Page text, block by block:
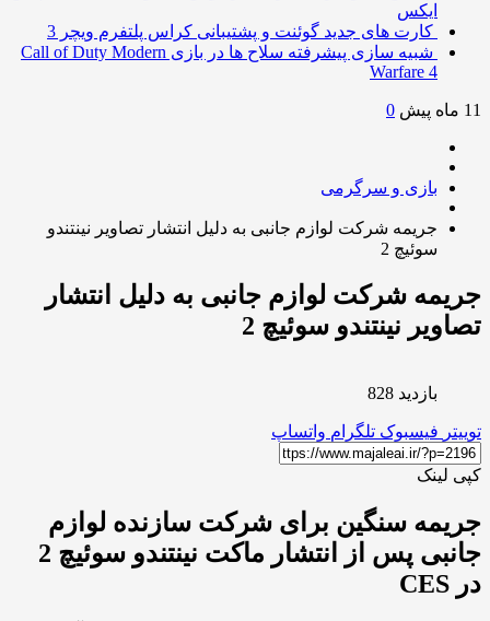
کارت های جدید گوئنت و پشتیبانی کراس پلتفرم ویچر 3
شبیه سازی پیشرفته سلاح ها در بازی Call of Duty Modern
Warfare 4
0
بازی و سرگرمی
جریمه شرکت لوازم جانبی به دلیل انتشار تصاویر نینتندو
سوئیچ 2
شرکت لوازم جانبی به دلیل انتشار
نینتندو سوئیچ 2
بازدید 828
فیسبوک تلگرام واتساپ
سنگین برای شرکت سازنده لوازم
جانبی پس از انتشار ماکت نینتندو سوئیچ 2